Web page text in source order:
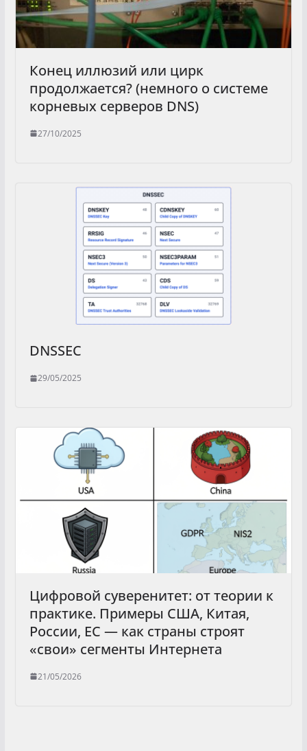
Конец иллюзий или цирк
продолжается? (немного о системе
корневых серверов DNS)
27/10/2025
DNSSEC
29/05/2025
Цифровой суверенитет: от теории к
практике. Примеры США, Китая,
России, ЕС — как страны строят
«свои» сегменты Интернета
21/05/2026